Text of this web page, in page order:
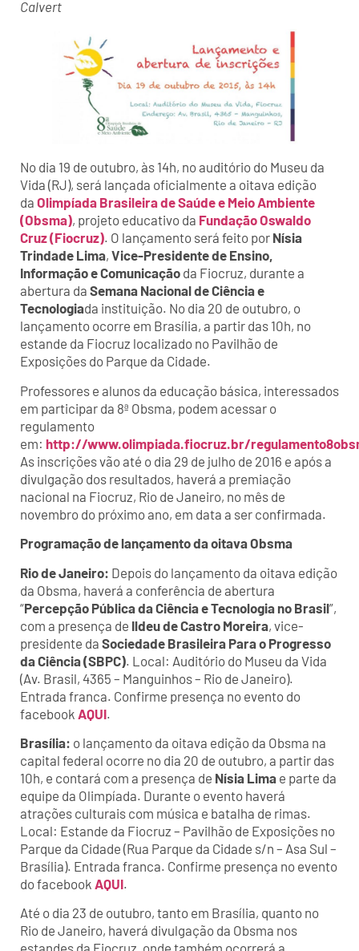
Calvert
No dia 19 de outubro, às 14h, no auditório do Museu da
Vida (RJ), será lançada oficialmente a oitava edição
da Olimpíada Brasileira de Saúde e Meio Ambiente
(Obsma), projeto educativo da Fundação Oswaldo
Cruz (Fiocruz). O lançamento será feito por Nísia
Trindade Lima, Vice-Presidente de Ensino,
Informação e Comunicação da Fiocruz, durante a
abertura da Semana Nacional de Ciência e
Tecnologiada instituição. No dia 20 de outubro, o
lançamento ocorre em Brasília, a partir das 10h, no
estande da Fiocruz localizado no Pavilhão de
Exposições do Parque da Cidade.
Professores e alunos da educação básica, interessados
em participar da 8ª Obsma, podem acessar o
regulamento
em: http://www.olimpiada.fiocruz.br/
As inscrições vão até o dia 29 de julho de 2016 e após a
divulgação dos resultados, haverá a premiação
nacional na Fiocruz, Rio de Janeiro, no mês de
novembro do próximo ano, em data a ser confirmada.
Programação de lançamento da oitava Obsma
Rio de Janeiro: Depois do lançamento da oitava edição
da Obsma, haverá a conferência de abertura
“Percepção Pública da Ciência e Tecnologia no Brasil”,
com a presença de Ildeu de Castro Moreira, vice-
presidente da Sociedade Brasileira Para o Progresso
da Ciência (SBPC). Local: Auditório do Museu da Vida
(Av. Brasil, 4365 – Manguinhos – Rio de Janeiro).
Entrada franca. Confirme presença no evento do
facebook AQUI.
Brasília: o lançamento da oitava edição da Obsma na
capital federal ocorre no dia 20 de outubro, a partir das
10h, e contará com a presença de Nísia Lima e parte da
equipe da Olimpíada. Durante o evento haverá
atrações culturais com música e batalha de rimas.
Local: Estande da Fiocruz – Pavilhão de Exposições no
Parque da Cidade (Rua Parque da Cidade s/n – Asa Sul –
Brasília). Entrada franca. Confirme presença no evento
do facebook AQUI.
Até o dia 23 de outubro, tanto em Brasília, quanto no
Rio de Janeiro, haverá divulgação da Obsma nos